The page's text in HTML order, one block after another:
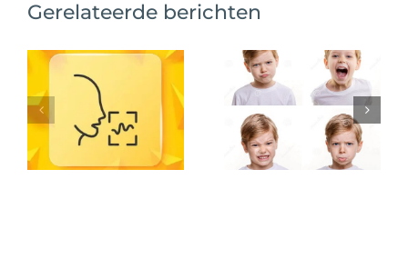
Gerelateerde berichten